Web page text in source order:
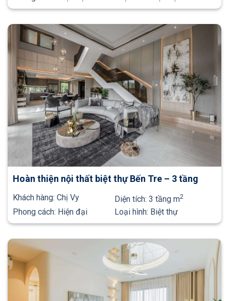
Hoàn thiện nội thất biệt thự Bến Tre – 3 tầng
Khách hàng: Chị Vy Diện tích: 3 tầng m2
Phong cách: Hiện đại Loại hình: Biệt thự